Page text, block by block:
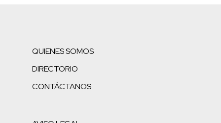
QUIENES SOMOS
DIRECTORIO
CONTÁCTANOS